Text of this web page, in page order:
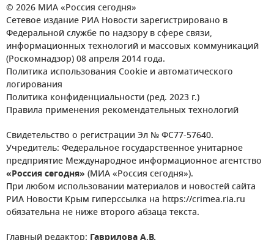
© 2026 МИА «Россия сегодня»
Сетевое издание РИА Новости зарегистрировано в
Федеральной службе по надзору в сфере связи,
информационных технологий и массовых коммуникаций
(Роскомнадзор) 08 апреля 2014 года.
Политика использования Cookie и автоматического
логирования
Политика конфиденциальности (ред. 2023 г.)
Правила применения рекомендательных технологий
Свидетельство о регистрации Эл № ФС77-57640.
Учредитель: Федеральное государственное унитарное
предприятие Международное информационное агентство
«Россия сегодня» (МИА «Россия сегодня»).
При любом использовании материалов и новостей сайта
РИА Новости Крым гиперссылка на https://crimea.ria.ru
обязательна не ниже второго абзаца текста.